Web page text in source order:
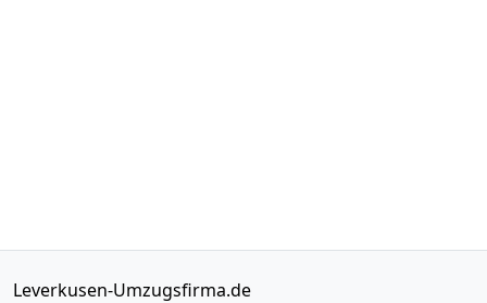
Leverkusen-Umzugsfirma.de